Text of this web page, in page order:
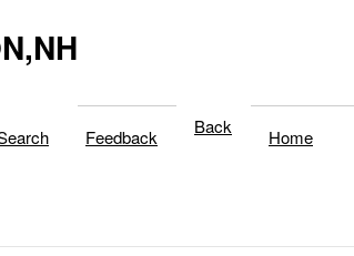
Feedback Back Home